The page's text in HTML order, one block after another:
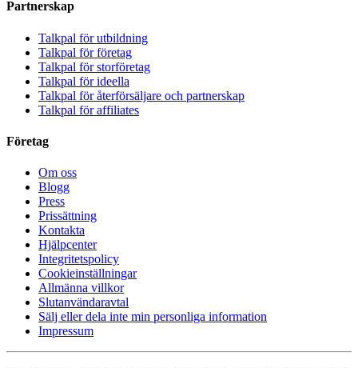
Partnerskap
Talkpal för utbildning
Talkpal för företag
Talkpal för storföretag
Talkpal för ideella
Talkpal för återförsäljare och partnerskap
Talkpal för affiliates
Företag
Om oss
Blogg
Press
Prissättning
Kontakta
Hjälpcenter
Integritetspolicy
Cookieinställningar
Allmänna villkor
Slutanvändaravtal
Sälj eller dela inte min personliga information
Impressum